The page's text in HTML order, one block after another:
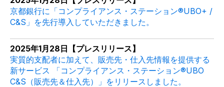
京都銀行に「コンプライアンス・ステーション®UBO+ /
C&S 」を先行導入していただきました。
2025年1月28日【プレスリリース】
実質的支配者に加えて、販売先・仕入先情報を提供する
新サービス 「コンプライアンス・ステーション®UBO
C&S（販売先＆仕入先）」をリリースしました。